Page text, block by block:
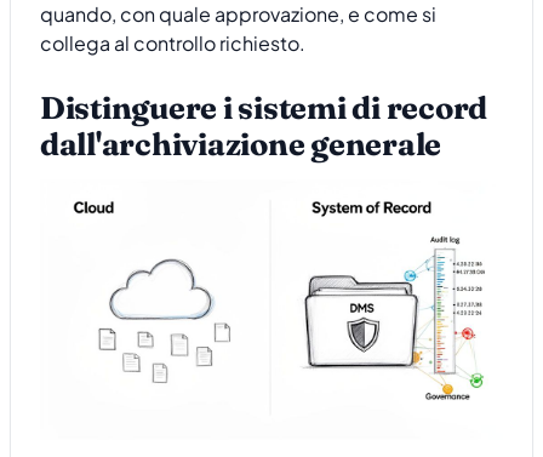
quando, con quale approvazione, e come si
collega al controllo richiesto.
Distinguere i sistemi di record
dall'archiviazione generale